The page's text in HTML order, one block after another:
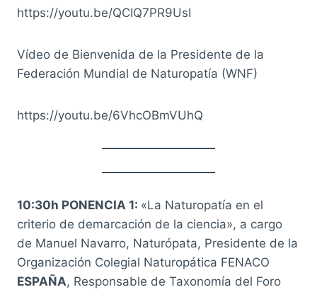
https://youtu.be/QCIQ7PR9UsI
Vídeo de Bienvenida de la Presidente de la
Federación Mundial de Naturopatía (WNF)
https://youtu.be/6VhcOBmVUhQ
10:30h PONENCIA 1: «La Naturopatía en el
criterio de demarcación de la ciencia», a cargo
de Manuel Navarro, Naturópata, Presidente de la
Organización Colegial Naturopática FENACO
ESPAÑA, Responsable de Taxonomía del Foro